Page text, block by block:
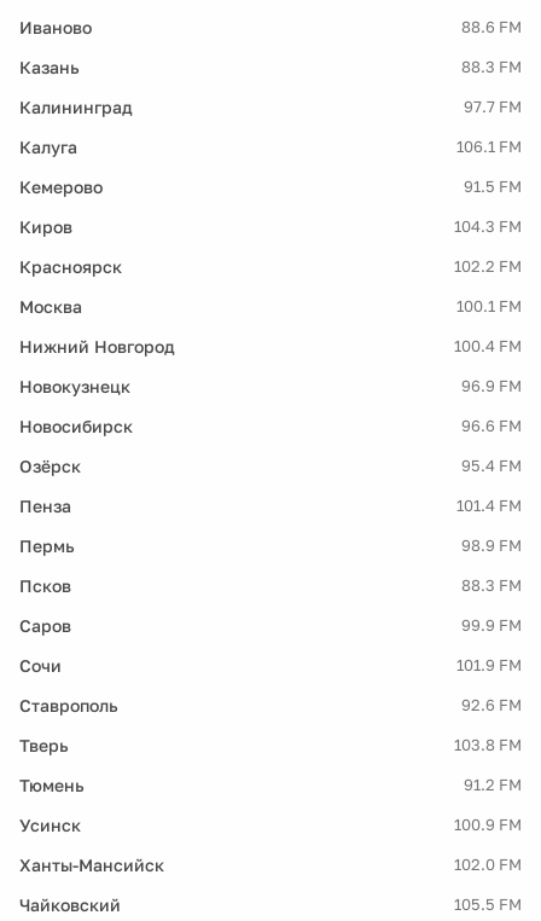
Иваново 88.6 FM
Казань 88.3 FM
Калининград 97.7 FM
Калуга 106.1 FM
Кемерово 91.5 FM
Киров 104.3 FM
Красноярск 102.2 FM
Москва 100.1 FM
Нижний Новгород 100.4 FM
Новокузнецк 96.9 FM
Новосибирск 96.6 FM
Озёрск 95.4 FM
Пенза 101.4 FM
Пермь 98.9 FM
Псков 88.3 FM
Саров 99.9 FM
Сочи 101.9 FM
Ставрополь 92.6 FM
Тверь 103.8 FM
Тюмень 91.2 FM
Усинск 100.9 FM
Ханты-Мансийск 102.0 FM
Чайковский 105.5 FM